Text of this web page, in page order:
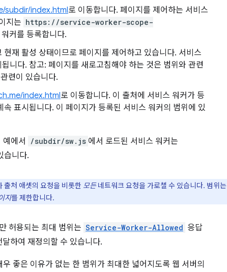
subdir/index.html로 이동합니다. 페이지를 제어하는 서비스
지는 https://service-worker-scope-
커를 등록합니다.
재 활성 상태이므로 페이지를 제어하고 있습니다. 서비스
니다. 참고: 페이지를 새로고침해야 하는 것은 범위와 관련
련이 있습니다.
index.html로 이동합니다. 이 출처에 서비스 워커가 등
표시됩니다. 이 페이지가 등록된 서비스 워커의 범위에 있
에서 /subdir/sw.js 에서 로드된 서비스 워커는
습니다.
출처 애셋의 요청을 비롯한 모든네트워크 요청을 가로챌 수 있습니다. 범위는
지를 제한합니다.
허용되는 최대 범위는 Service-Worker-Allowed 응답
달하여 재정의할 수 있습니다.
좋은 이유가 없는 한 범위가 최대한 넓어지도록 웹 서버의